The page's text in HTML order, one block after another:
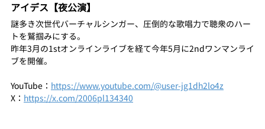
アイデス【夜公演】
謎多き次世代バーチャルシンガー、圧倒的な歌唱力で聴衆のハー
トを鷲掴みにする。
昨年3月の1stオンラインライブを経て今年5月に2ndワンマンライ
ブを開催。
YouTube： https://www.youtube.com/@user-jg1dh2lo4z
X： https://x.com/2006pl134340